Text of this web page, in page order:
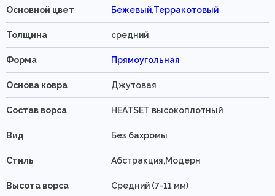
Основной цвет Бежевый,Терракотовый
Толщина средний
Форма Прямоугольная
Основа ковра Джутовая
Состав ворса HEATSET высокоплотный
Вид Без бахромы
Стиль Абстракция,Модерн
Высота ворса Средний (7-11 мм)